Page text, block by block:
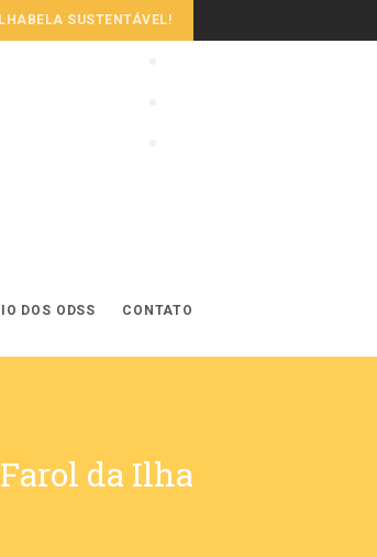
SUSTENTÁVEL!
DOS ODSS CONTATO
Farol da Ilha